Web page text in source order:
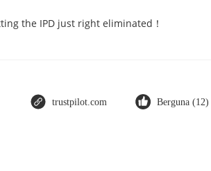
the IPD just right eliminated！
trustpilot.com Berguna (12)